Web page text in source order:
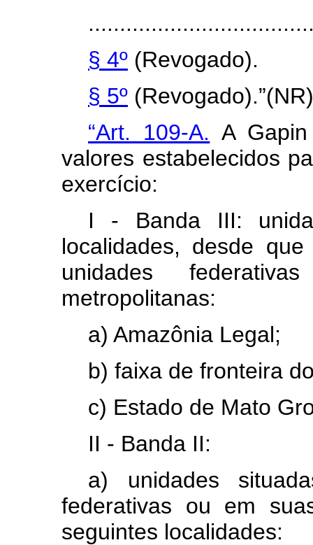
§ 4º (Revogado).
§ 5º (Revogado).”(NR)
“Art. 109-A. A
valores estabelecidos
exercício:
I - Banda III:
localidades, desde
unidades
metropolitanas:
a) Amazônia Legal;
b) faixa de fronteira
c) Estado de Mato
II - Banda II:
a) unidades
federativas ou em
seguintes localidades: